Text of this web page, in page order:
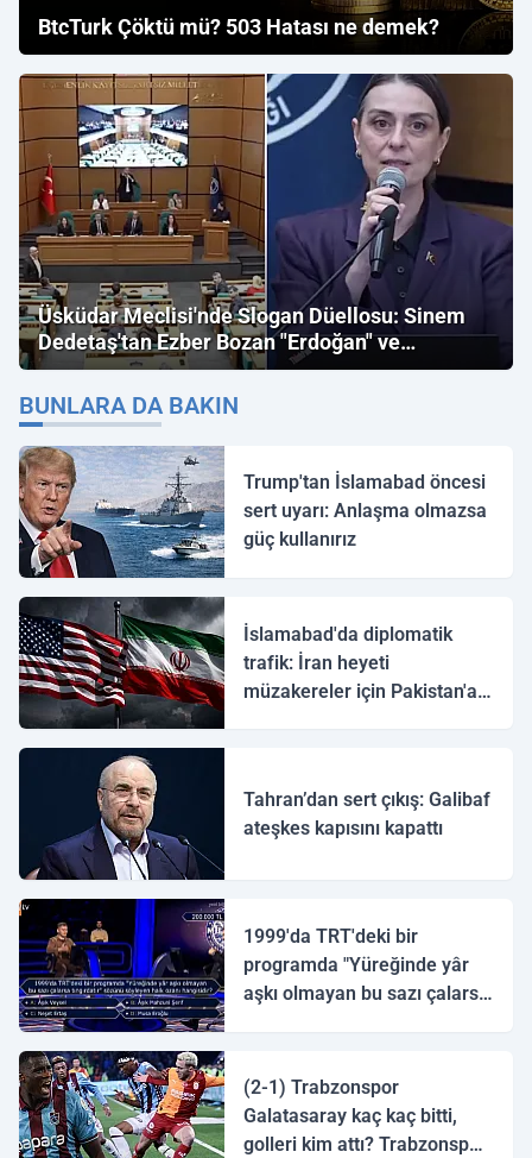
BtcTurk Çöktü mü? 503 Hatası ne demek?
Üsküdar Meclisi'nde Slogan Düellosu: Sinem
Dedetaş'tan Ezber Bozan "Erdoğan" ve
"İmamoğlu" Çıkışı!
BUNLARA DA BAKIN
Trump'tan İslamabad öncesi
sert uyarı: Anlaşma olmazsa
güç kullanırız
İslamabad'da diplomatik
trafik: İran heyeti
müzakereler için Pakistan'a
Tahran’dan sert çıkış: Galibaf
ateşkes kapısını kapattı
1999'da TRT'deki bir
programda "Yüreğinde yâr
aşkı olmayan bu sazı çalarsa
(2-1) Trabzonspor
Galatasaray kaç kaç bitti,
golleri kim attı? Trabzonspor